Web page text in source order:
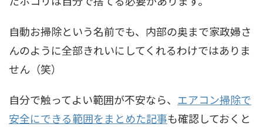
自動お掃除という名前でも、内部の奥まで家政婦さ
んのように全部きれいにしてくれるわけではありま
せん（笑）
自分で触ってよい範囲が不安なら、 エアコン掃除で
安全にできる範囲をまとめた記事も確認しておくと